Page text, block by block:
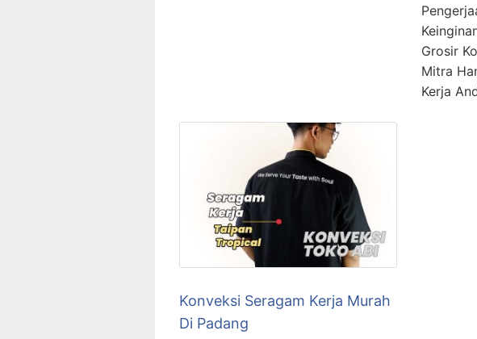
Grosir
Mitra
Kerja
Konveksi Seragam Kerja Murah
Di Padang